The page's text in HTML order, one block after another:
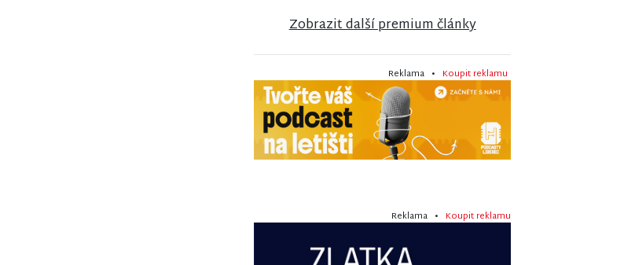
Zobrazit další premium články
Reklama • Koupit reklamu
Reklama • Koupit reklamu